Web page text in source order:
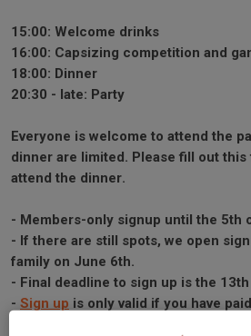
15:00: Welcome drinks
16:00: Capsizing competition and
18:00: Dinner
20:30 - late: Party
Everyone is welcome to attend the
dinner are limited. Please fill out
attend the dinner.
- Members-only signup until the 5th
- If there are still spots, we open
family on June 6th.
- Final deadline to sign up is the
- Sign up is only valid if you have